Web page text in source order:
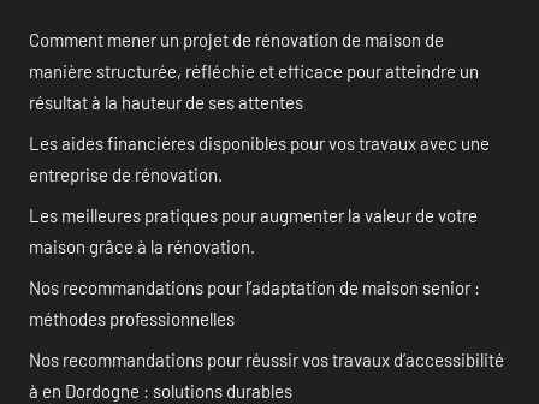
Comment mener un projet de rénovation de maison de
manière structurée, réfléchie et efficace pour atteindre un
résultat à la hauteur de ses attentes
Les aides financières disponibles pour vos travaux avec une
entreprise de rénovation.
Les meilleures pratiques pour augmenter la valeur de votre
maison grâce à la rénovation.
Nos recommandations pour l’adaptation de maison senior :
méthodes professionnelles
Nos recommandations pour réussir vos travaux d’accessibilité
à en Dordogne : solutions durables